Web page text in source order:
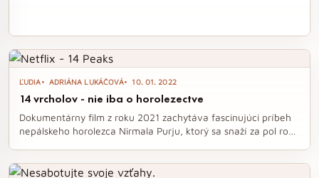
ĽUDIA ADRIÁNA LUKÁČOVÁ 10. 01. 2022
14 vrcholov - nie iba o horolezectve
Dokumentárny film z roku 2021 zachytáva fascinujúci príbeh
nepálskeho horolezca Nirmala Purju, ktorý sa snaží za pol roka
nerovnosti a nedocenení Šerpov, ktorí hrajú kľúčovú úlohu v